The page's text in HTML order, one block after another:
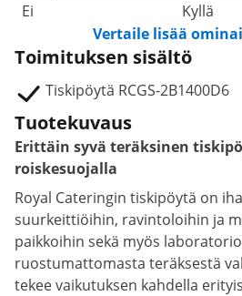
Ei
Kyllä
Vertaile lisää
Toimituksen sisältö
Tiskipöytä RCGS-2B1400D6
Tuotekuvaus
Erittäin syvä teräksinen
roiskesuojalla
Royal Cateringin tiskipöytä on
suurkeittiöihin, ravintoloihin ja
paikkoihin sekä myös
ruostumattomasta teräksestä
tekee vaikutuksen kahdella